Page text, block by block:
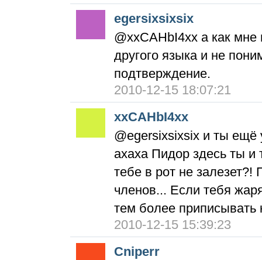
egersixsixsix
@xxCAHbI4xx а как
другого языка и не
подтверждение.
2010-12-15 18:07:21
xxCAHbI4xx
@egersixsixsix и ты ещё
ахаха Пидор здесь ты
тебе в рот не залезет?!
членов... Если тебя
тем более приписывать
2010-12-15 15:39:23
Cniperr